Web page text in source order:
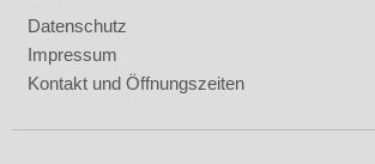
Datenschutz
Impressum
Kontakt und Öffnungszeiten